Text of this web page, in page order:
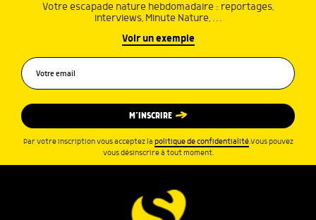
Votre escapade nature hebdomadaire : reportages,
interviews, Minute Nature, …
Voir un exemple
M’INSCRIRE
Par votre inscription vous acceptez la politique de confidentialité.Vous pouvez
vous désinscrire à tout moment.